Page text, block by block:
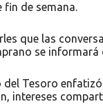
fin de semana.
que las
se
del Tesoro
intereses